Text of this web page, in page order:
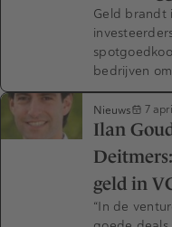
Geld brandt
bedrijven
Nieuws 7
Ilan
geld in
“In de